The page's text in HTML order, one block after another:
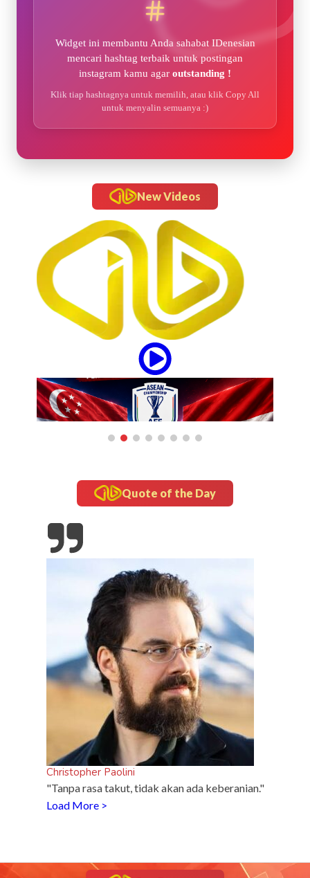
Widget ini membantu Anda sahabat IDenesian
mencari hashtag terbaik untuk postingan
instagram kamu agar outstanding !
Klik tiap hashtagnya untuk memilih, atau klik Copy All
untuk menyalin semuanya :)
New Videos
5 Fakta Unik Kerak Telor, Kuliner Legendaris Khas
Betawi
Quote of the Day
Christopher Paolini
"Tanpa rasa takut, tidak akan ada keberanian."
Load More >